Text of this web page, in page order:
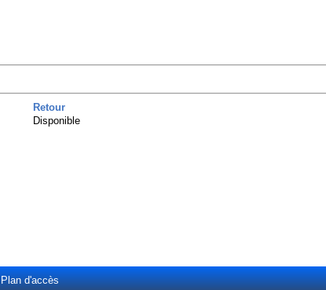
Retour
Disponible
Plan d'accès